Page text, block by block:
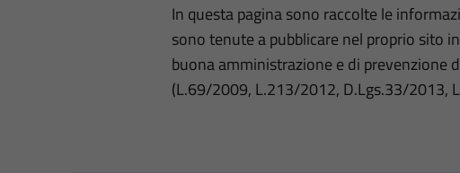
In questa pagina sono raccolte le
sono tenute a pubblicare nel proprio sito
buona amministrazione e di prevenzione
(L.69/2009, L.213/2012, D.Lgs.33/2013,